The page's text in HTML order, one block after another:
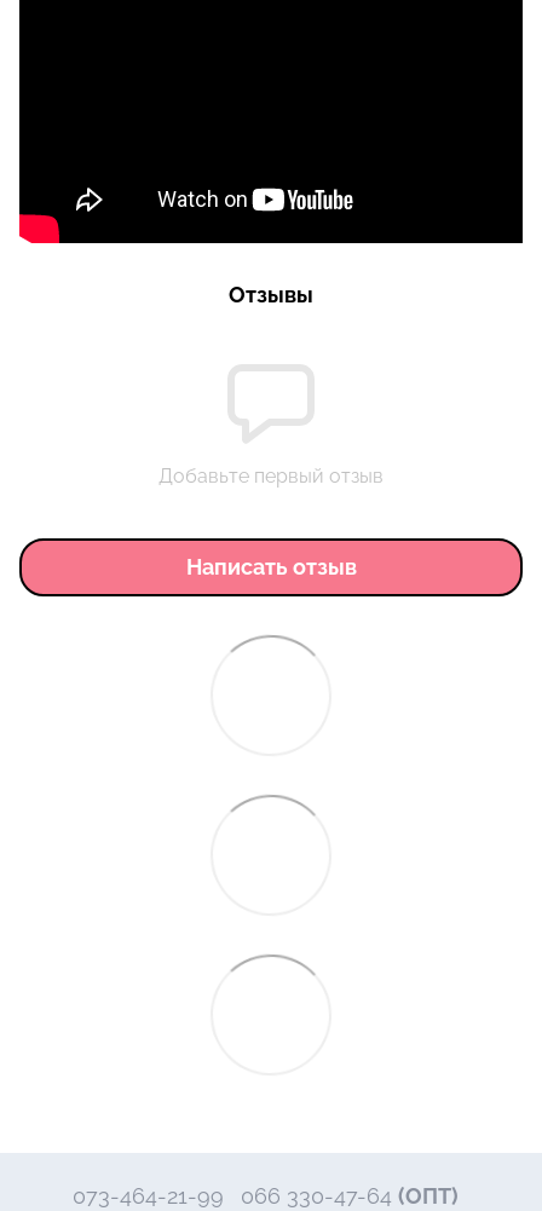
Отзывы
Добавьте первый отзыв
Написать отзыв
073-464-21-99 066 330-47-64 (ОПТ)